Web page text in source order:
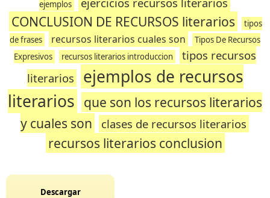
ejemplos
CONCLUSION DE RECURSOS literarios
tipos
de frases
recursos literarios cuales son
Tipos De Recursos
Expresivos
recursos literarios introduccion
tipos recursos
literarios
ejemplos de recursos
literarios que son los recursos literarios
y cuales son
clases de recursos literarios
recursos literarios conclusion
Descargar